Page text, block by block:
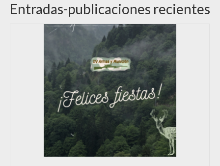
Entradas-publicaciones recientes